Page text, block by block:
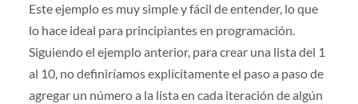
Este ejemplo es muy simple y fácil de entender, lo que
lo hace ideal para principiantes en programación.
Siguiendo el ejemplo anterior, para crear una lista del 1
al 10, no definiríamos explícitamente el paso a paso de
agregar un número a la lista en cada iteración de algún